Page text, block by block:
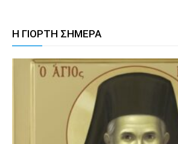
Η ΓΙΟΡΤΗ ΣΗΜΕΡΑ